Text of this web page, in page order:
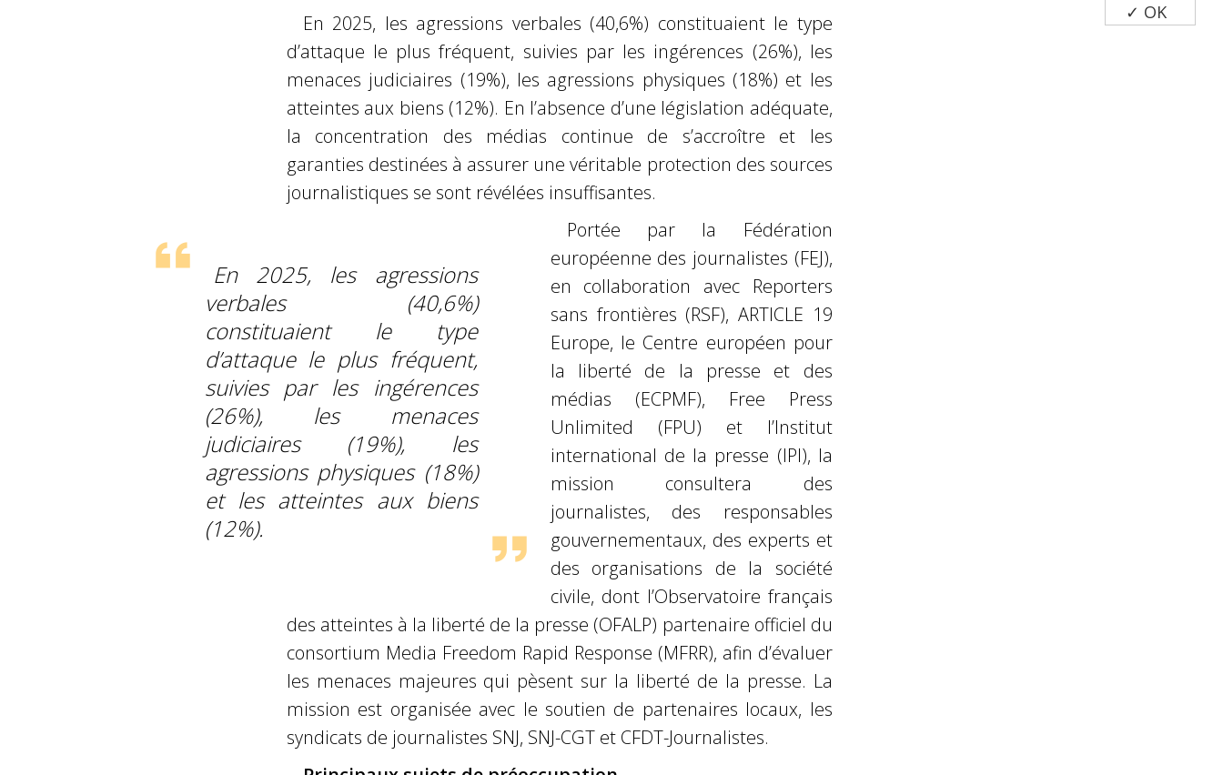
En 2025, les agressions verbales (40,6%) constituaient le type
d’attaque le plus fréquent, suivies par les ingérences (26%), les
menaces judiciaires (19%), les agressions physiques (18%) et les
atteintes aux biens (12%). En l’absence d’une législation adéquate,
la concentration des médias continue de s’accroître et les
garanties destinées à assurer une véritable protection des sources
journalistiques se sont révélées insuffisantes.
En 2025, les agressions
verbales (40,6%)
constituaient le type
d’attaque le plus fréquent,
suivies par les ingérences
(26%), les menaces
judiciaires (19%), les
agressions physiques (18%)
et les atteintes aux biens
(12%).
Portée par la Fédération
européenne des journalistes (FEJ),
en collaboration avec Reporters
sans frontières (RSF), ARTICLE 19
Europe, le Centre européen pour
la liberté de la presse et des
médias (ECPMF), Free Press
Unlimited (FPU) et l’Institut
international de la presse (IPI), la
mission consultera des
journalistes, des responsables
gouvernementaux, des experts et
des organisations de la société
civile, dont l’Observatoire français
des atteintes à la liberté de la presse (OFALP) partenaire officiel du
consortium Media Freedom Rapid Response (MFRR), afin d’évaluer
les menaces majeures qui pèsent sur la liberté de la presse. La
mission est organisée avec le soutien de partenaires locaux, les
syndicats de journalistes SNJ, SNJ-CGT et CFDT-Journalistes.